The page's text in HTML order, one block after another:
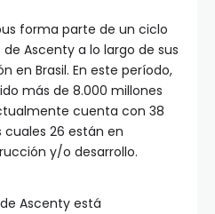
forma parte de un ciclo
Ascenty a lo largo de sus
en Brasil. En este período,
más de 8.000 millones
cuenta con 38
26 están en
y/o desarrollo.
Ascenty está